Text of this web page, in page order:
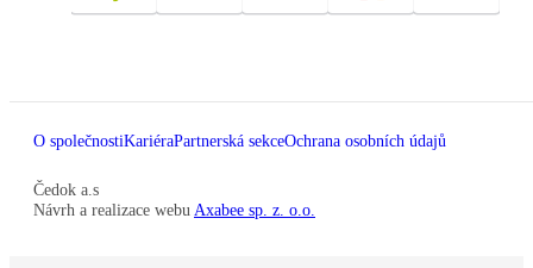
O společnostiKariéraPartnerská sekceOchrana osobních údajů
Čedok a.s
Návrh a realizace webu Axabee sp. z. o.o.